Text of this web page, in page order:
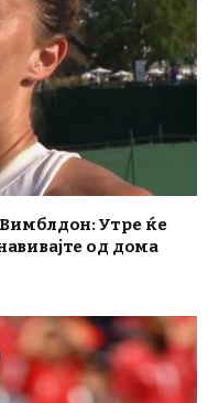
Утре ќе
од дома